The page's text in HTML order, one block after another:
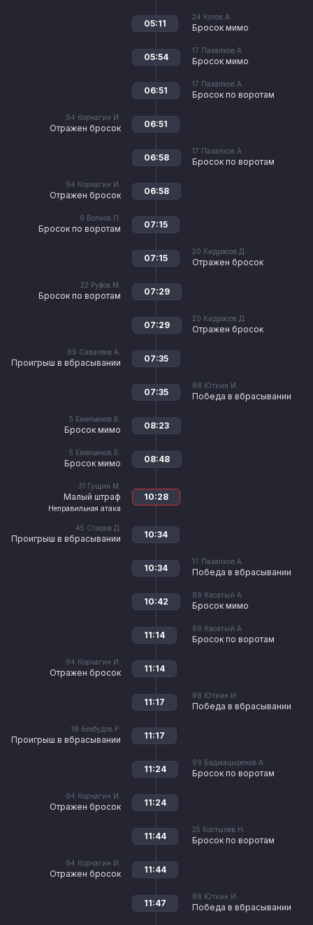
24 Котов А.
Бросок мимо
05:11
17 Пахалков А.
Бросок мимо
05:54
17 Пахалков А.
Бросок по воротам
06:51
94 Корчагин И.
Отражен бросок 06:51
17 Пахалков А.
Бросок по воротам
06:58
94 Корчагин И.
Отражен бросок 06:58
9 Волков П.
Бросок по воротам 07:15
20 Кидрасов Д.
Отражен бросок
07:15
22 Руфов М.
Бросок по воротам 07:29
20 Кидрасов Д.
Отражен бросок
07:29
89 Саватеев А.
Проигрыш в вбрасывании 07:35
88 Юткин И.
Победа в вбрасывании
07:35
5 Емельянов Б.
Бросок мимо 08:23
5 Емельянов Б.
Бросок мимо 08:48
31 Гущин М.
Малый штраф
Неправильная атака
10:28
45 Старов Д.
Проигрыш в вбрасывании 10:34
17 Пахалков А.
Победа в вбрасывании
10:34
89 Касатый А.
Бросок мимо
10:42
89 Касатый А.
Бросок по воротам
11:14
94 Корчагин И.
Отражен бросок 11:14
88 Юткин И.
Победа в вбрасывании
11:17
18 Бехбудов Р.
Проигрыш в вбрасывании 11:17
99 Бадмацыренов А.
Бросок по воротам
11:24
94 Корчагин И.
Отражен бросок 11:24
25 Костылев Н.
Бросок по воротам
11:44
94 Корчагин И.
Отражен бросок 11:44
88 Юткин И.
Победа в вбрасывании
11:47